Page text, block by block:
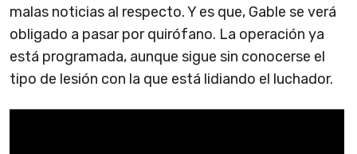
malas noticias al respecto. Y es que, Gable se verá
obligado a pasar por quirófano. La operación ya
está programada, aunque sigue sin conocerse el
tipo de lesión con la que está lidiando el luchador.